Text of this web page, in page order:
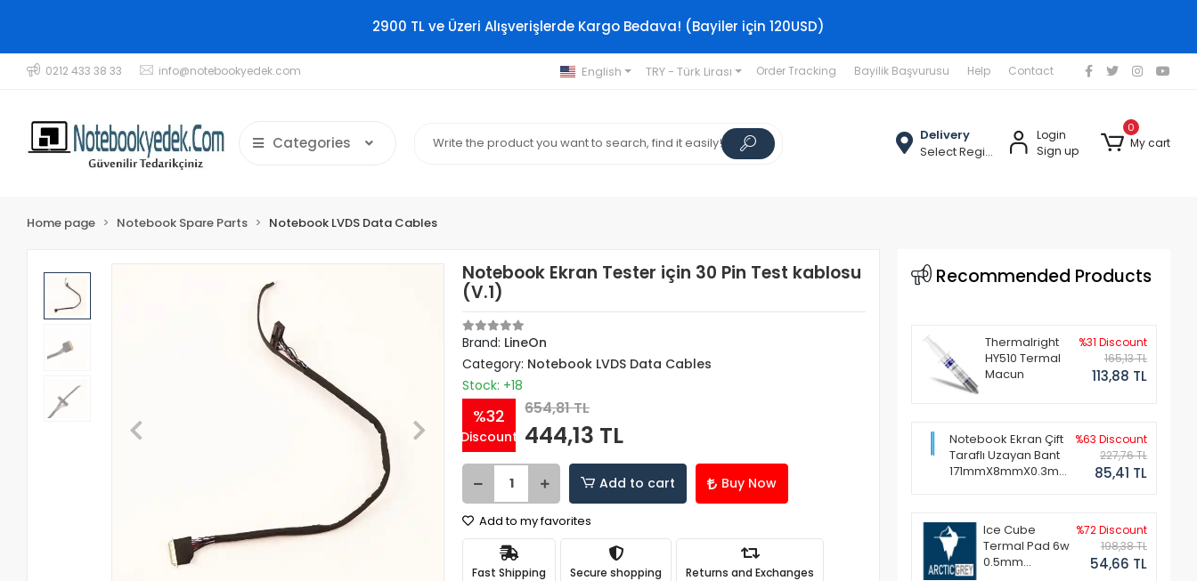
2900 TL ve Üzeri Alışverişlerde Kargo Bedava! (Bayiler için 120USD)
0212 433 38 33 info@notebookyedek.com English TRY - Türk Lirası Order Tracking Bayilik Başvurusu Help Contact
Categories
Delivery
Select Region
Login
Sign up
0
My cart
Home page Notebook Spare Parts Notebook LVDS Data Cables
Notebook Ekran Tester için 30 Pin Test kablosu
(V.1)
Brand: LineOn
Category: Notebook LVDS Data Cables
Stock: +18
%32
Discount
654,81 TL
444,13 TL
Add to cart Buy Now
Add to my favorites
Fast Shipping Secure shopping Returns and Exchanges
Recommended Products
Thermalright
HY510 Termal
Macun
%31 Discount
165,13 TL
113,88 TL
Notebook Ekran Çift
Taraflı Uzayan Bant
171mmX8mmX0.3mm
%63 Discount
227,76 TL
85,41 TL
Ice Cube
Termal Pad 6w
0.5mm
%72 Discount
198,38 TL
54,66 TL